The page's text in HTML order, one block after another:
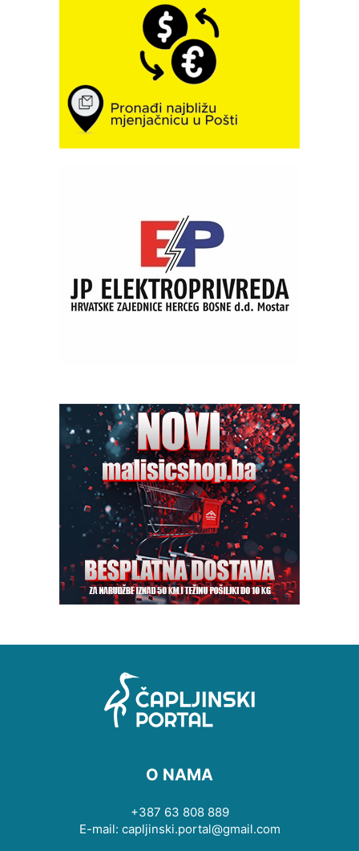
O NAMA
+387 63 808 889
E-mail: capljinski.portal@gmail.com